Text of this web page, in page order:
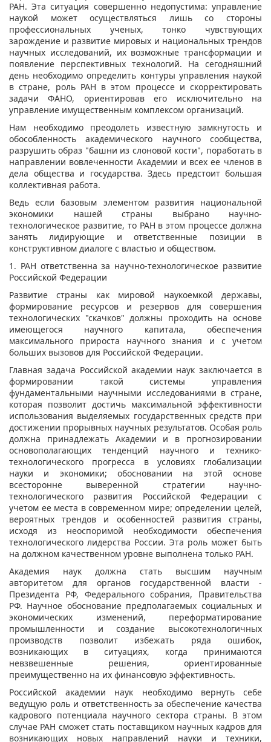
РАН. Эта ситуация совершенно недопустима: управление
наукой может осуществляться лишь со стороны
профессиональных ученых, тонко чувствующих
зарождение и развитие мировых и национальных трендов
научных исследований, их возможные трансформации и
появление перспективных технологий. На сегодняшний
день необходимо определить контуры управления наукой
в стране, роль РАН в этом процессе и скорректировать
задачи ФАНО, ориентировав его исключительно на
управление имущественным комплексом организаций.
Нам необходимо преодолеть известную замкнутость и
обособленность академического научного сообщества,
разрушить образ "башни из слоновой кости", поработать в
направлении вовлеченности Академии и всех ее членов в
дела общества и государства. Здесь предстоит большая
коллективная работа.
Ведь если базовым элементом развития национальной
экономики нашей страны выбрано научно-
технологическое развитие, то РАН в этом процессе должна
занять лидирующие и ответственные позиции в
конструктивном диалоге с властью и обществом.
1. РАН ответственна за научно-технологическое развитие
Российской Федерации
Развитие страны как мировой наукоемкой державы,
формирование ресурсов и резервов для совершения
технологических "скачков" должны проходить на основе
имеющегося научного капитала, обеспечения
максимального прироста научного знания и с учетом
больших вызовов для Российской Федерации.
Главная задача Российской академии наук заключается в
формировании такой системы управления
фундаментальными научными исследованиями в стране,
которая позволит достичь максимальной эффективности
использования выделяемых государственных средств при
достижении прорывных научных результатов. Особая роль
должна принадлежать Академии и в прогнозировании
основополагающих тенденций научного и технико-
технологического прогресса в условиях глобализации
науки и экономики; обосновании на этой основе
всесторонне выверенной стратегии научно-
технологического развития Российской Федерации с
учетом ее места в современном мире; определении целей,
вероятных трендов и особенностей развития страны,
исходя из неоспоримой необходимости обеспечения
технологического лидерства России. Эта роль может быть
на должном качественном уровне выполнена только РАН.
Академия наук должна стать высшим научным
авторитетом для органов государственной власти -
Президента РФ, Федерального собрания, Правительства
РФ. Научное обоснование предполагаемых социальных и
экономических изменений, переформатирование
промышленности и создание высокотехнологичных
производств позволит избежать ряда ошибок,
возникающих в ситуациях, когда принимаются
невзвешенные решения, ориентированные
преимущественно на их финансовую эффективность.
Российской академии наук необходимо вернуть себе
ведущую роль и ответственность за обеспечение качества
кадрового потенциала научного сектора страны. В этом
случае РАН сможет стать поставщиком научных кадров для
возникающих новых направлений науки и техники,